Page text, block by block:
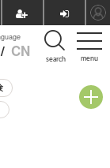
menu
/ CN search